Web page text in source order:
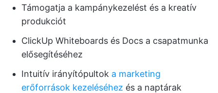
Támogatja a kampánykezelést és a kreatív
produkciót
ClickUp Whiteboards és Docs a csapatmunka
elősegítéséhez
Intuitív irányítópultok a marketing
erőforrások kezeléséhez és a naptárak